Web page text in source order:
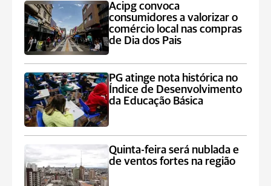
Acipg convoca
consumidores a valorizar o
comércio local nas compras
de Dia dos Pais
PG atinge nota histórica no
Índice de Desenvolvimento
da Educação Básica
Quinta-feira será nublada e
de ventos fortes na região